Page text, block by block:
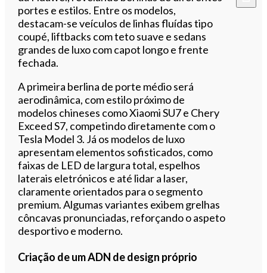
portes e estilos. Entre os modelos,
destacam-se veículos de linhas fluídas tipo
coupé, liftbacks com teto suave e sedans
grandes de luxo com capot longo e frente
fechada.
A primeira berlina de porte médio será
aerodinâmica, com estilo próximo de
modelos chineses como Xiaomi SU7 e Chery
Exceed S7, competindo diretamente com o
Tesla Model 3. Já os modelos de luxo
apresentam elementos sofisticados, como
faixas de LED de largura total, espelhos
laterais eletrónicos e até lidar a laser,
claramente orientados para o segmento
premium. Algumas variantes exibem grelhas
côncavas pronunciadas, reforçando o aspeto
desportivo e moderno.
Criação de um ADN de design próprio